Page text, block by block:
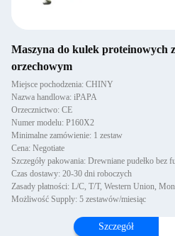
Maszyna do kulek proteinowych z
orzechowym
Miejsce pochodzenia: CHINY
Nazwa handlowa: iPAPA
Orzecznictwo: CE
Numer modelu: P160X2
Minimalne zamówienie: 1 zestaw
Cena: Negotiate
Szczegóły pakowania: Drewniane pudełko bez
Czas dostawy: 20-30 dni roboczych
Zasady płatności: L/C, T/T, Western Union,
Możliwość Supply: 5 zestawów/miesiąc
Szczegół